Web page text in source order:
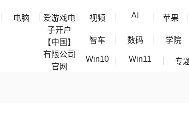
国】有
电脑
爱游戏电
子开户
【中国】
有限公司
官网
视频 AI 苹果
智车 数码 学院
Win10
Win11 专